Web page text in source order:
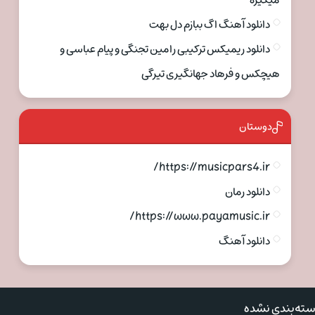
دانلود آهنگ اگ ببازم دل بهت
دانلود ریمیکس ترکیبی رامین تجنگی و پیام عباسی و
هیچکس و فرهاد جهانگیری تیرگی
دوستان
https://musicpars4.ir/
دانلود رمان
https://www.payamusic.ir/
دانلود آهنگ
نشده